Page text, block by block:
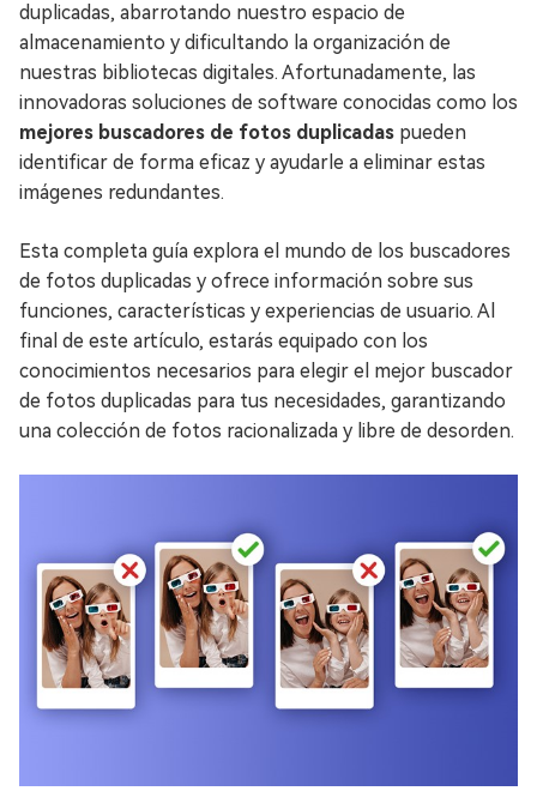
duplicadas, abarrotando nuestro espacio de
almacenamiento y dificultando la organización de
nuestras bibliotecas digitales. Afortunadamente, las
innovadoras soluciones de software conocidas como los
mejores buscadores de fotos duplicadas pueden
identificar de forma eficaz y ayudarle a eliminar estas
imágenes redundantes.
Esta completa guía explora el mundo de los buscadores
de fotos duplicadas y ofrece información sobre sus
funciones, características y experiencias de usuario. Al
final de este artículo, estarás equipado con los
conocimientos necesarios para elegir el mejor buscador
de fotos duplicadas para tus necesidades, garantizando
una colección de fotos racionalizada y libre de desorden.